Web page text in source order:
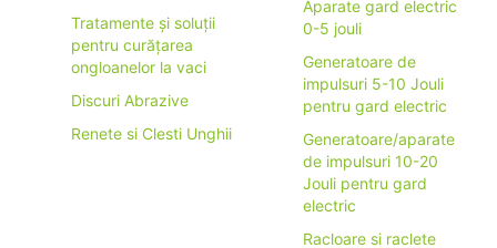
Tratamente și soluții
pentru curățarea
ongloanelor la vaci
Discuri Abrazive
Renete si Clesti Unghii
Aparate gard electric
0-5 jouli
Generatoare de
impulsuri 5-10 Jouli
pentru gard electric
Generatoare/aparate
de impulsuri 10-20
Jouli pentru gard
electric
Racloare si raclete